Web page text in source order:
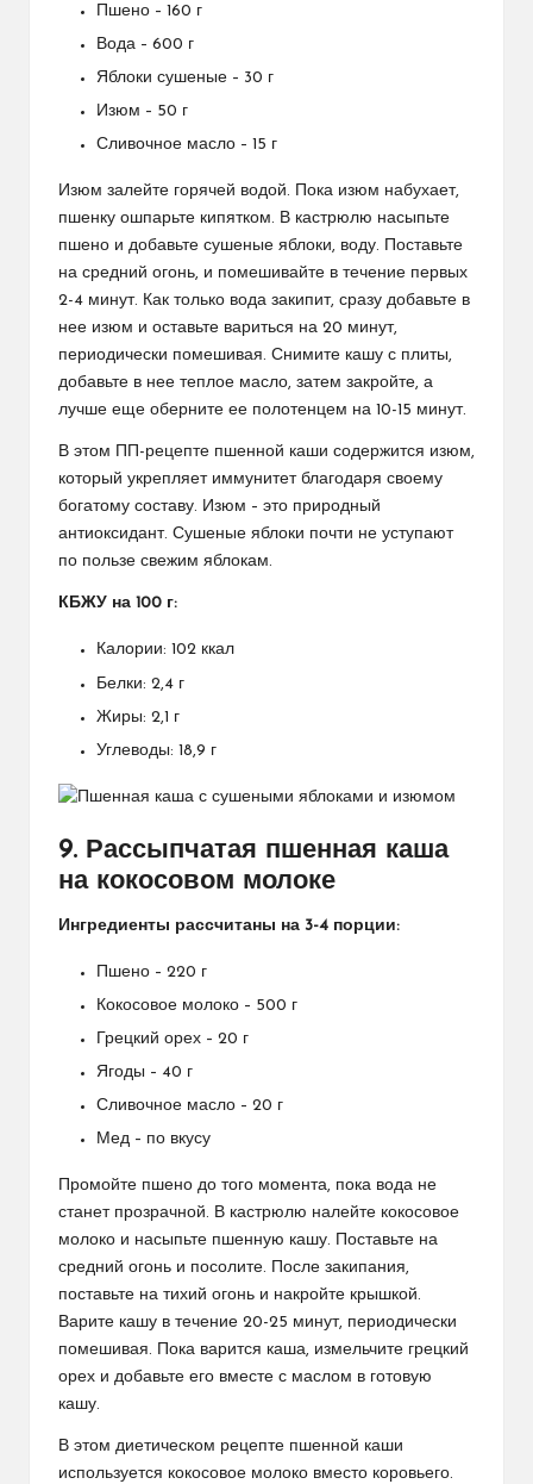
Пшено – 160 г
Вода – 600 г
Яблоки сушеные – 30 г
Изюм – 50 г
Сливочное масло – 15 г
Изюм залейте горячей водой. Пока изюм набухает,
пшенку ошпарьте кипятком. В кастрюлю насыпьте
пшено и добавьте сушеные яблоки, воду. Поставьте
на средний огонь, и помешивайте в течение первых
2-4 минут. Как только вода закипит, сразу добавьте в
нее изюм и оставьте вариться на 20 минут,
периодически помешивая. Снимите кашу с плиты,
добавьте в нее теплое масло, затем закройте, а
лучше еще оберните ее полотенцем на 10-15 минут.
В этом ПП-рецепте пшенной каши содержится изюм,
который укрепляет иммунитет благодаря своему
богатому составу. Изюм – это природный
антиоксидант. Сушеные яблоки почти не уступают
по пользе свежим яблокам.
КБЖУ на 100 г:
Калории: 102 ккал
Белки: 2,4 г
Жиры: 2,1 г
Углеводы: 18,9 г
9. Рассыпчатая пшенная каша
на кокосовом молоке
Ингредиенты рассчитаны на 3-4 порции:
Пшено – 220 г
Кокосовое молоко – 500 г
Грецкий орех – 20 г
Ягоды – 40 г
Сливочное масло – 20 г
Мед – по вкусу
Промойте пшено до того момента, пока вода не
станет прозрачной. В кастрюлю налейте кокосовое
молоко и насыпьте пшенную кашу. Поставьте на
средний огонь и посолите. После закипания,
поставьте на тихий огонь и накройте крышкой.
Варите кашу в течение 20-25 минут, периодически
помешивая. Пока варится каша, измельчите грецкий
орех и добавьте его вместе с маслом в готовую
кашу.
В этом диетическом рецепте пшенной каши
используется кокосовое молоко вместо коровьего.